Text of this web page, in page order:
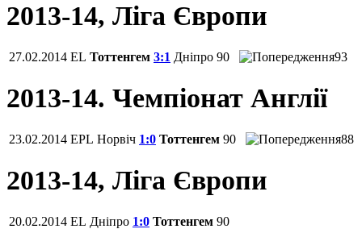
2013-14, Ліга Європи
27.02.2014 EL Тоттенгем 3:1 Дніпро 90 93
2013-14. Чемпіонат Англії
23.02.2014 EPL Норвіч 1:0 Тоттенгем 90 88
2013-14, Ліга Європи
20.02.2014 EL Дніпро 1:0 Тоттенгем 90